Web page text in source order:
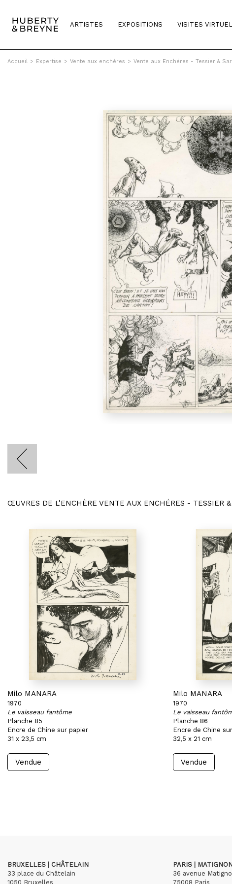
ARTISTES EXPOSITIONS VISITES
Accueil > Expertise > Vente aux enchères > Vente aux Enchéres - Tessier &
ŒUVRES DE L'ENCHÈRE VENTE AUX ENCHÉRES - TESSIER &
Milo MANARA
1970
Le vaisseau fantôme
Planche 85
Encre de Chine sur papier
31 x 23,5 cm
Vendue
Milo MANARA
1970
Le vaisseau
Planche 86
Encre de Chine
32,5 x 21 cm
Vendue
BRUXELLES | CHÂTELAIN
33 place du Châtelain
1050 Bruxelles
PARIS |
36 avenue
75008 Paris